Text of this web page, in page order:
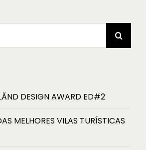
DESIGN AWARD ED#2
MELHORES VILAS TURÍSTICAS